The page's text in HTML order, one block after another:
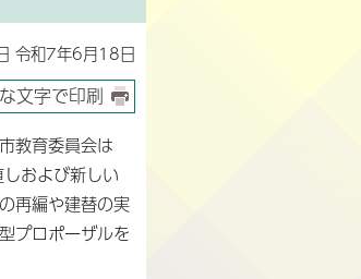
令和7年6月18日
文字で印刷
教育委員会は
および新しい
再編や建替の実
プロポーザルを